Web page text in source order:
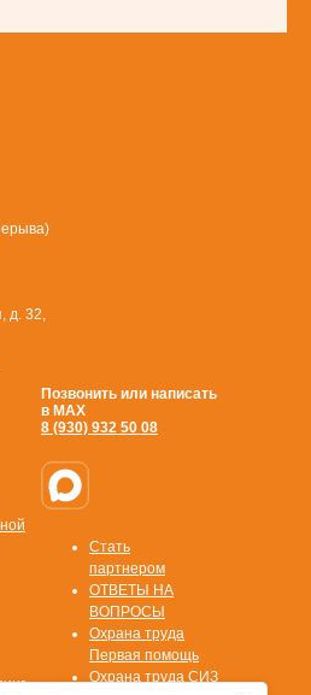
Позвонить или написать
в MAX
8 (930) 932 50 08
д. 32,
Стать
партнером
ОТВЕТЫ НА
ВОПРОСЫ
Охрана труда
Первая помощь
Охрана труда СИЗ